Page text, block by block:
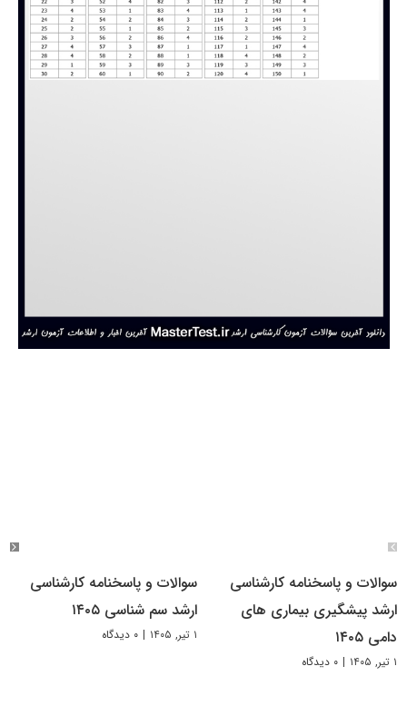
سوالات و پاسخنامه کارشناسی
ارشد پیشگیری بیماری های
دامی ۱۴۰۵
۱ تیر, ۱۴۰۵ | ۰ دیدگاه
سوالات و پاسخنامه کارشناسی
ارشد سم شناسی ۱۴۰۵
۱ تیر, ۱۴۰۵ | ۰ دیدگاه